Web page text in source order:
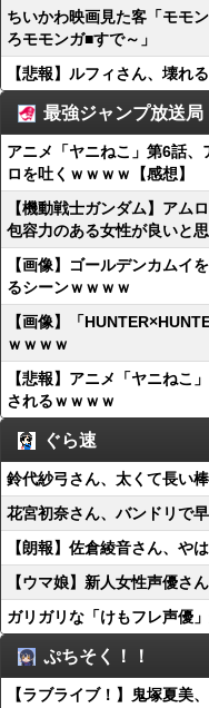
ちいかわ映画見た客「モモ
ろモモンガ■すで～」
【悲報】ルフィさん、壊れ
最強ジャンプ放送局
アニメ「ヤニねこ」第6話
ロを吐くｗｗｗｗ【感想】
【機動戦士ガンダム】アム
包容力のある女性が良いと
【画像】ゴールデンカムイ
るシーンｗｗｗｗ
【画像】「
ｗｗｗｗ
【悲報】アニメ「ヤニねこ
されるｗｗｗｗ
ぐら速
鈴代紗弓さん、太くて長い
花宮初奈さん、バンドリで
【朗報】佐倉綾音さん、や
【ウマ娘】新人女性声優さ
ガリガリな「けもフレ声優
ぷちそく！！
【ラブライブ！】鬼塚夏美